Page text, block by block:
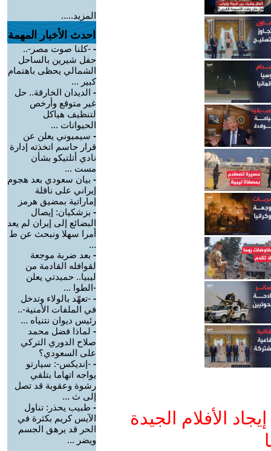
الأفلام الجيدة
المزيد.....
احدث الأخبار المهمة
- -كلنا صوت مصر-..
حفل شيرين بالساحل
الشمالي يحظى باهتمام
كبير ...
- الديدان الخارقة.. حل
غير متوقع وأرخص
لتنظيف هياكل
الحيوانات ...
- سيميوني يعلن عن
قرار حاسم اتخذته إدارة
نادي أتلتيكو بشأن
مست ...
- بيان سعودي بعد هجوم
إيراني على ناقلة
إماراتية بمضيق هرمز
- بزشكيان: إيصال
البضائع إلى إيران لم يعد
أمرا سهلا ونبحث عن ط
...
- بعد ضربة موجعة
لقوافله القادمة من
ليبيا.. حميدتي يعلن
-الطوا ...
- -تعهّد بالولاء وتدخل
في الملفات الأمنية-..
رئيس ديوان نتنياه ...
- لماذا فضل محمد
صلاح الدوري التركي
على السعودي؟
- -إنديكس-: سيارتو
يواجه اتهاما بتلقي
رشوة وعقوبة قد تصل
إلى ث ...
- طبيب يحذر: تناول
الآيس كريم بكثرة في
الحر قد يرهق الجسم
ويضر ...